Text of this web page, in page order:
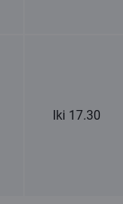
Iki 17.30